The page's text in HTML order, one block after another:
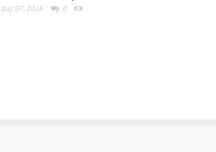
aug. 07, 2026 0